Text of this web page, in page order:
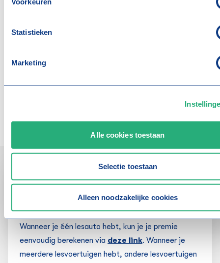
Statistieken
Marketing
Alle cookies toestaan
Selectie toestaan
Alleen noodzakelijke cookies
belangrijkste vragen van
Contact
Snel en makkelijk aanvragen
Wanneer je één lesauto hebt, kun je je premie
eenvoudig berekenen via deze link. Wanneer je
meerdere lesvoertuigen hebt, andere lesvoertuigen